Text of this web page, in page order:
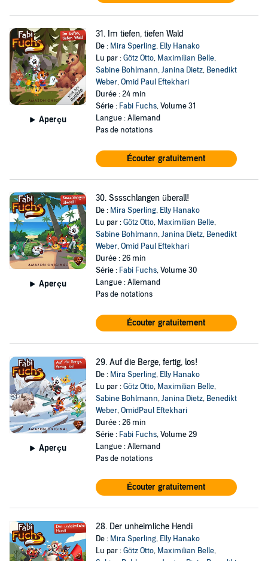
Aperçu
31. Im tiefen, tiefen Wald
De : Mira Sperling, Elly Hanako
Lu par :Götz Otto, Maximilian Belle,
Sabine Bohlmann,Janina Dietz, Benedikt
Weber,Omid Paul Eftekhari
Durée : 24 min
Série : Fabi Fuchs, Volume 31
Langue : Allemand
Pas de notations
Écouter gratuitement
Aperçu
30. Sssschlangen überall!
De : Mira Sperling, Elly Hanako
Lu par :Götz Otto, Maximilian Belle,
Sabine Bohlmann,Janina Dietz, Benedikt
Weber,Omid Paul Eftekhari
Durée : 26 min
Série : Fabi Fuchs, Volume 30
Langue : Allemand
Pas de notations
Écouter gratuitement
Aperçu
29. Auf die Berge, fertig, los!
De : Mira Sperling, Elly Hanako
Lu par :Götz Otto, Maximilian Belle,
Sabine Bohlmann,Janina Dietz, Benedikt
Weber,OmidPaul Eftekhari
Durée : 26 min
Série : Fabi Fuchs, Volume 29
Langue : Allemand
Pas de notations
Écouter gratuitement
28. Der unheimliche Hendi
De : Mira Sperling, Elly Hanako
Lu par :Götz Otto, Maximilian Belle,